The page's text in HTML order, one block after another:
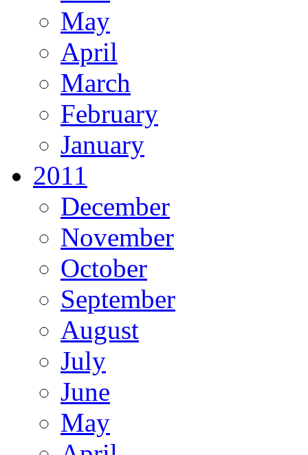
May
April
March
February
January
2011
December
November
October
September
August
July
June
May